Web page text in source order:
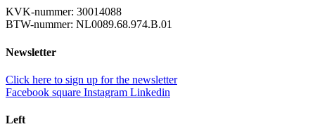
KVK-nummer: 30014088
BTW-nummer: NL0089.68.974.B.01
Newsletter
Click here to sign up for the newsletter
Facebook square Instagram Linkedin
Left